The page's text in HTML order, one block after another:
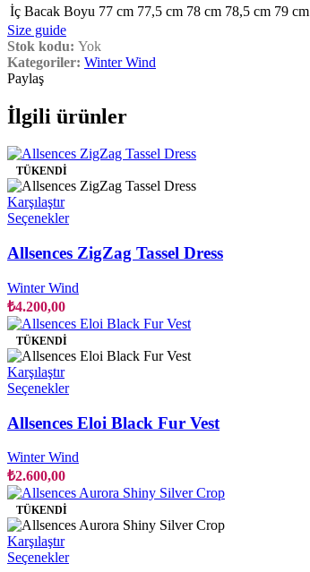
İç Bacak Boyu 77 cm 77,5 cm 78 cm 78,5 cm 79 cm
Size guide
Stok kodu: Yok
Kategoriler: Winter Wind
Paylaş
İlgili ürünler
TÜKENDI
Karşılaştır
SeçeneklerBu
birden
fazla
varyasyonu
var.
ürün
seçilebilir
Allsences ZigZag Tassel Dress
Winter Wind
₺4.200,00
TÜKENDI
Karşılaştır
SeçeneklerBu
birden
fazla
varyasyonu
var.
ürün
seçilebilir
Allsences Eloi Black Fur Vest
Winter Wind
₺2.600,00
TÜKENDI
Karşılaştır
SeçeneklerBu